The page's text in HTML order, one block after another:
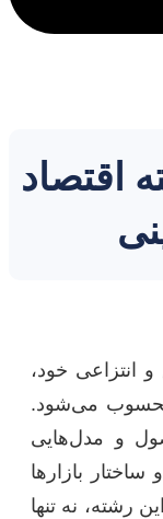
اقتصاد
انتزاعی خود،
محسوب می‌شود.
و مدل‌هایی
بازارها
رشته، نه تنها